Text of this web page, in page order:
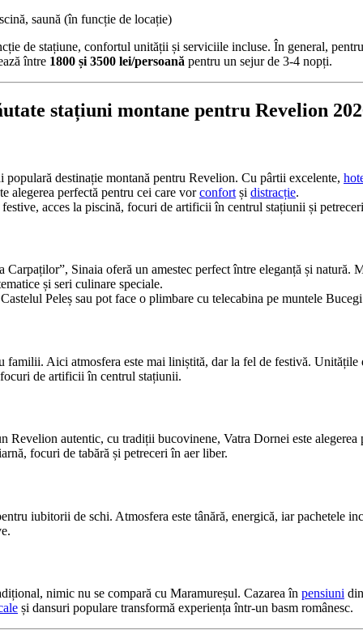
saună (în funcție de locație)
de stațiune, confortul unității și serviciile incluse. În general,
între 1800 și 3500 lei/persoană pentru un sejur de 3-4 nopți.
stațiuni montane pentru Revelion
populară destinație montană pentru Revelion. Cu pârtii excelente,
alegerea perfectă pentru cei care vorconfort și distracție.
festive, acces la piscină, focuri de artificii în centrul stațiunii și
Carpaților”, Sinaia oferă un amestec perfect între eleganță și natură.
și seri culinare speciale.
Peleș sau pot face o plimbare cu telecabina pe muntele
familii. Aici atmosfera este mai liniștită, dar la fel de festivă. Unitățile
de artificii în centrul stațiunii.
Revelion autentic, cu tradiții bucovinene, Vatra Dornei este alegerea
focuri de tabără și petreceri în aer liber.
iubitorii de schi. Atmosfera este tânără, energică, iar pachetele
nimic nu se compară cu Maramureșul. Cazarea în pensiuni
și dansuri populare transformă experiența într-un basm românesc.